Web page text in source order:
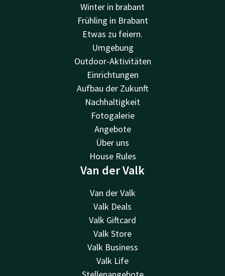
Winter in brabant
Frühling in Brabant
Etwas zu feiern.
Umgebung
Outdoor-Aktivitäten
Einrichtungen
Aufbau der Zukunft
Nachhaltigkeit
Fotogalerie
Angebote
Über uns
House Rules
Van der Valk
Van der Valk
Valk Deals
Valk Giftcard
Valk Store
Valk Business
Valk Life